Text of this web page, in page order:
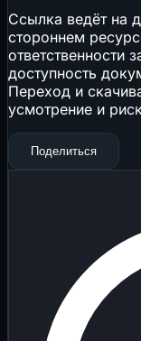
Ссылка ведёт на
стороннем
ответственности
доступность
Переход и
усмотрение и
Поделиться